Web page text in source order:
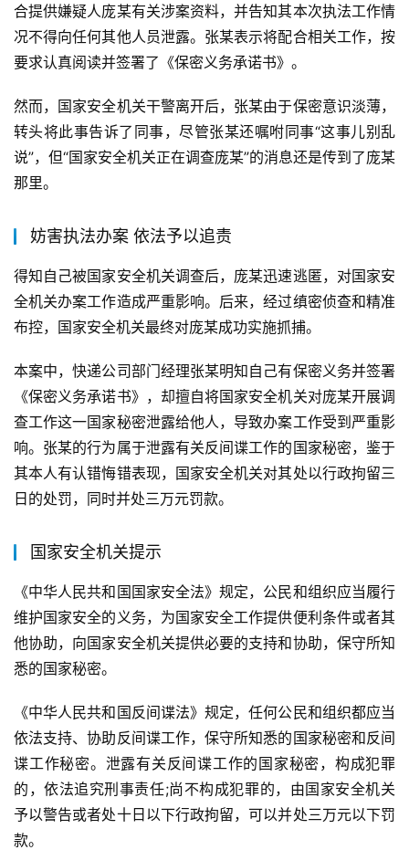
合提供嫌疑人庞某有关涉案资料，并告知其本次执法工作情
况不得向任何其他人员泄露。张某表示将配合相关工作，按
要求认真阅读并签署了《保密义务承诺书》。
然而，国家安全机关干警离开后，张某由于保密意识淡薄，
转头将此事告诉了同事，尽管张某还嘱咐同事“这事儿别乱
说”，但“国家安全机关正在调查庞某”的消息还是传到了庞某
那里。
妨害执法办案 依法予以追责
得知自己被国家安全机关调查后，庞某迅速逃匿，对国家安
全机关办案工作造成严重影响。后来，经过缜密侦查和精准
布控，国家安全机关最终对庞某成功实施抓捕。
本案中，快递公司部门经理张某明知自己有保密义务并签署
《保密义务承诺书》，却擅自将国家安全机关对庞某开展调
查工作这一国家秘密泄露给他人，导致办案工作受到严重影
响。张某的行为属于泄露有关反间谍工作的国家秘密，鉴于
其本人有认错悔错表现，国家安全机关对其处以行政拘留三
日的处罚，同时并处三万元罚款。
国家安全机关提示
《中华人民共和国国家安全法》规定，公民和组织应当履行
维护国家安全的义务，为国家安全工作提供便利条件或者其
他协助，向国家安全机关提供必要的支持和协助，保守所知
悉的国家秘密。
《中华人民共和国反间谍法》规定，任何公民和组织都应当
依法支持、协助反间谍工作，保守所知悉的国家秘密和反间
谍工作秘密。泄露有关反间谍工作的国家秘密，构成犯罪
的，依法追究刑事责任;尚不构成犯罪的，由国家安全机关
予以警告或者处十日以下行政拘留，可以并处三万元以下罚
款。